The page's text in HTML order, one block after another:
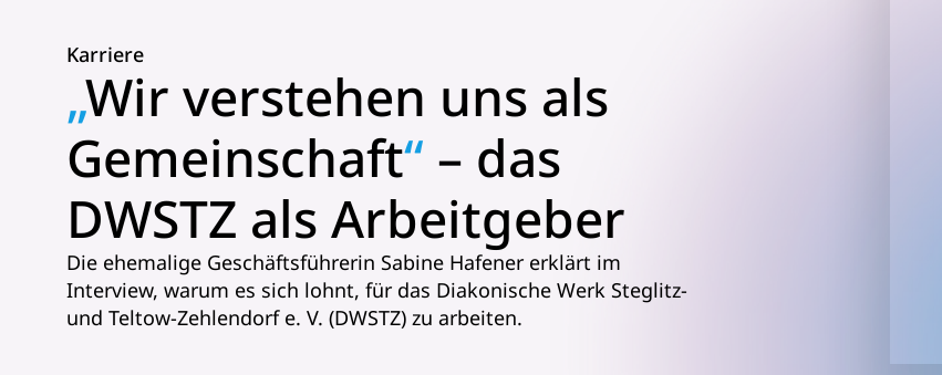
Karriere
„Wir verstehen uns als
Gemeinschaft“ – das
DWSTZ als Arbeitgeber
Die ehemalige Geschäftsführerin Sabine Hafener erklärt im
Interview, warum es sich lohnt, für das Diakonische Werk Steglitz-
und Teltow-Zehlendorf e. V. (DWSTZ) zu arbeiten.